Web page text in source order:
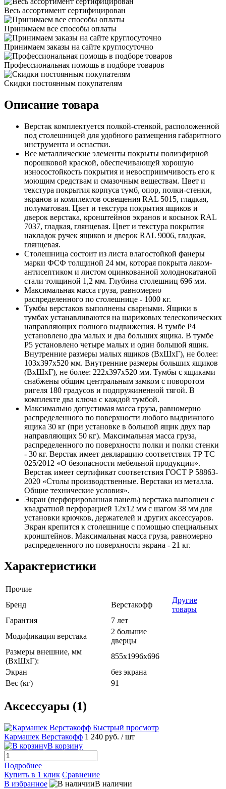
Весь ассортимент сертифицирован
Принимаем все способы оплаты
Принимаем заказы на сайте круглосуточно
Профессиональная помощь в подборе товаров
Скидки постоянным покупателям
Описание товара
Верстак комплектуется полкой-стенкой, расположенной
под столешницей для удобного размещения габаритного
инструмента и оснастки.
Все металлические элементы покрыты полиэфирной
порошковой краской, обеспечивающей хорошую
износостойкость покрытия и невосприимчивость его к
моющим средствам и смазочным веществам. Цвет и
текстура покрытия корпуса тумб, опор, полки-стенки,
экранов и комплектов освещения RAL 5015, гладкая,
полуматовая. Цвет и текстура покрытия ящиков и
дверок верстака, кронштейнов экранов и косынок RAL
7037, гладкая, глянцевая. Цвет и текстура покрытия
накладок ручек ящиков и дверок RAL 9006, гладкая,
глянцевая.
Столешница состоит из листа влагостойкой фанеры
марки ФСФ толщиной 24 мм, которая покрыта лаком-
антисептиком и листом оцинкованной холоднокатаной
стали толщиной 1,2 мм. Глубина столешниц 696 мм.
Максимальная масса груза, равномерно
распределенного по столешнице - 1000 кг.
Тумбы верстаков выполнены сварными. Ящики в
тумбах устанавливаются на шариковых телескопических
направляющих полного выдвижения. В тумбе P4
установлено два малых и два больших ящика. В тумбе
P5 установлено четыре малых и один большой ящик.
Внутренние размеры малых ящиков (ВхШхГ), не более:
103х397х520 мм. Внутренние размеры больших ящиков
(ВхШхГ), не более: 222х397х520 мм. Тумбы с ящиками
снабжены общим центральным замком с поворотом
ригеля 180 градусов и подпружиненной тягой. В
комплекте два ключа с каждой тумбой.
Максимально допустимая масса груза, равномерно
распределенного по поверхности любого выдвижного
ящика 30 кг (при установке в большой ящик двух пар
направляющих 50 кг). Максимальная масса груза,
распределенного по поверхности полки и полки стенки
- 30 кг. Верстак имеет декларацию соответствия ТР ТС
025/2012 «О безопасности мебельной продукции».
Верстак имеет сертификат соответствия ГОСТ Р 58863-
2020 «Столы производственные. Верстаки из металла.
Общие технические условия».
Экран (перфорированная панель) верстака выполнен с
квадратной перфорацией 12х12 мм с шагом 38 мм для
установки крючков, держателей и других аксессуаров.
Экран крепится к столешнице с помощью специальных
кронштейнов. Максимальная масса груза, равномерно
распределенного по поверхности экрана - 21 кг.
Характеристики
Прочие
Бренд
Верстакофф
Другие
товары
Гарантия
7 лет
Модификация верстака
2 большие
дверцы
Размеры внешние, мм
(ВхШхГ):
855x1996x696
Экран
без экрана
Вес (кг)
91
Аксессуары (1)
Быстрый просмотр
Кармашек Верстакофф 1 240 руб. / шт
В корзину
Подробнее
Купить в 1 клик Сравнение
В избранное
В наличии